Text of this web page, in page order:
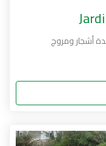
أشجار ومروج